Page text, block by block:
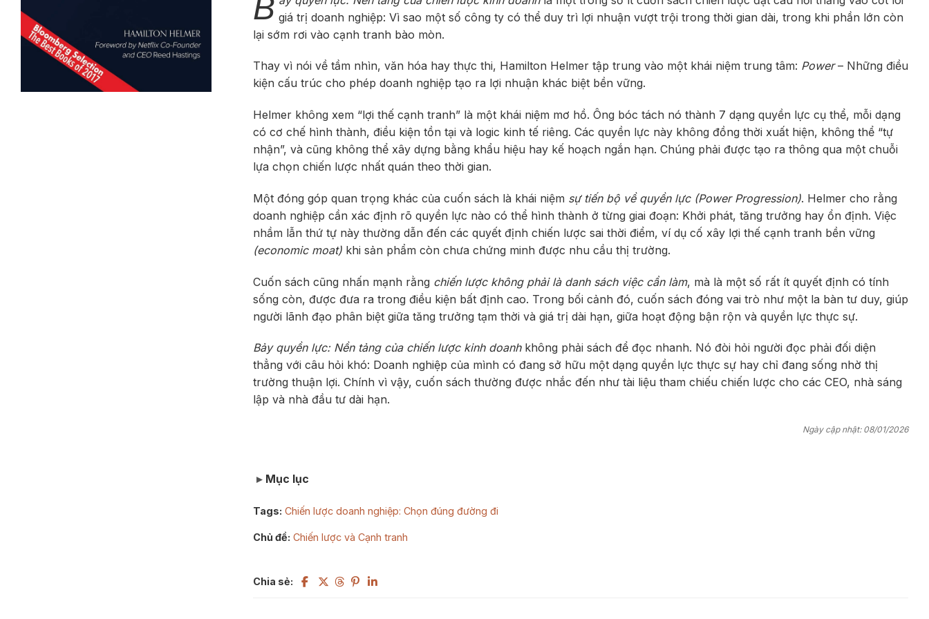
B giá trị doanh nghiệp: Vì sao một số công ty có thể duy trì lợi nhuận vượt trội trong thời gian dài, trong khi phần lớn còn
lại sớm rơi vào cạnh tranh bào mòn.
Thay vì nói về tầm nhìn, văn hóa hay thực thi, Hamilton Helmer tập trung vào một khái niệm trung tâm: Power– Những điều
kiện cấu trúc cho phép doanh nghiệp tạo ra lợi nhuận khác biệt bền vững.
Helmer không xem “lợi thế cạnh tranh” là một khái niệm mơ hồ. Ông bóc tách nó thành 7 dạng quyền lực cụ thể, mỗi dạng
có cơ chế hình thành, điều kiện tồn tại và logic kinh tế riêng. Các quyền lực này không đồng thời xuất hiện, không thể “tự
nhận”, và cũng không thể xây dựng bằng khẩu hiệu hay kế hoạch ngắn hạn. Chúng phải được tạo ra thông qua một chuỗi
lựa chọn chiến lược nhất quán theo thời gian.
Một đóng góp quan trọng khác của cuốn sách là khái niệm sự tiến bộ về quyền lực (Power Progression). Helmer cho rằng
doanh nghiệp cần xác định rõ quyền lực nào có thể hình thành ở từng giai đoạn: Khởi phát, tăng trưởng hay ổn định. Việc
nhầm lẫn thứ tự này thường dẫn đến các quyết định chiến lược sai thời điểm, ví dụ cố xây lợi thế cạnh tranh bền vững
(economic moat) khi sản phẩm còn chưa chứng minh được nhu cầu thị trường.
Cuốn sách cũng nhấn mạnh rằng chiến lược không phải là danh sách việc cần làm, mà là một số rất ít quyết định có tính
sống còn, được đưa ra trong điều kiện bất định cao. Trong bối cảnh đó, cuốn sách đóng vai trò như một la bàn tư duy, giúp
người lãnh đạo phân biệt giữa tăng trưởng tạm thời và giá trị dài hạn, giữa hoạt động bận rộn và quyền lực thực sự.
Bảy quyền lực: Nền tảng của chiến lược kinh doanhkhông phải sách để đọc nhanh. Nó đòi hỏi người đọc phải đối diện
thẳng với câu hỏi khó: Doanh nghiệp của mình có đang sở hữu một dạng quyền lực thực sự hay chỉ đang sống nhờ thị
trường thuận lợi. Chính vì vậy, cuốn sách thường được nhắc đến như tài liệu tham chiếu chiến lược cho các CEO, nhà sáng
lập và nhà đầu tư dài hạn.
Ngày cập nhật: 08/01/2026
Mục lục
Tags: Chiến lược doanh nghiệp: Chọn đúng đường đi
Chủ đề: Chiến lược và Cạnh tranh
Chia sẻ: